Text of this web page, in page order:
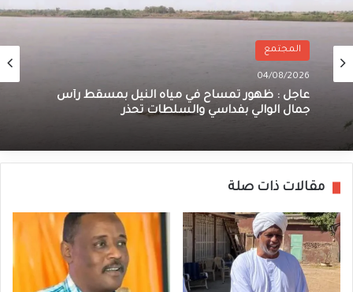
المجتمع
04/08/2026
عاجل : ظهور تمساح في مياه النيل بمسقط رأس
جمال الوالي بفداسي والسلطات تحذر
مقالات ذات صلة